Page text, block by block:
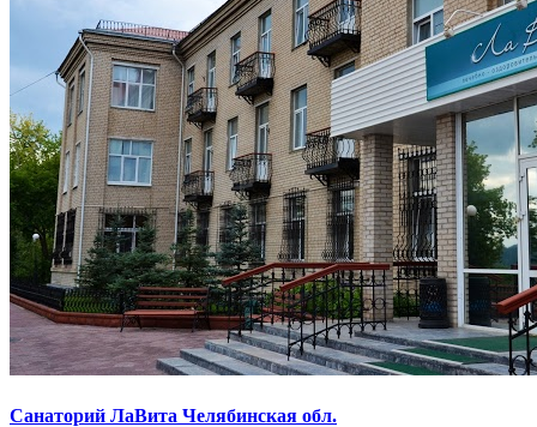
Санаторий ЛаВита Челябинская обл.